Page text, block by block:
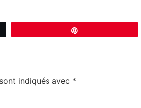
indiqués avec *